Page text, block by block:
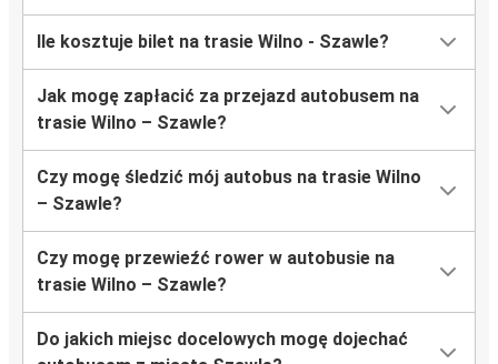
Ile kosztuje bilet na trasie Wilno - Szawle?
Jak mogę zapłacić za przejazd autobusem na
trasie Wilno – Szawle?
Czy mogę śledzić mój autobus na trasie Wilno
– Szawle?
Czy mogę przewieźć rower w autobusie na
trasie Wilno – Szawle?
Do jakich miejsc docelowych mogę dojechać